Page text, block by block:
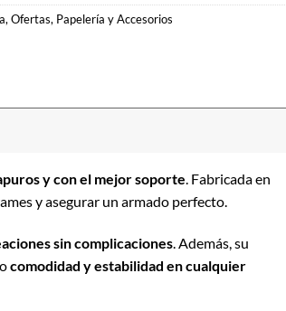
,Ofertas, Papelería y Accesorios
y con el mejor soporte. Fabricada en
y asegurar un armado perfecto.
sin complicaciones. Además, su
comodidad y estabilidad en cualquier